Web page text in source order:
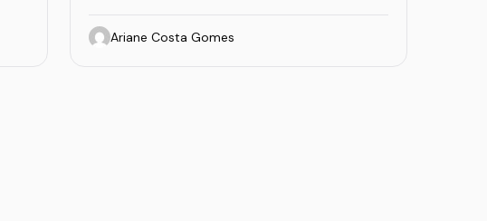
Ariane Costa Gomes